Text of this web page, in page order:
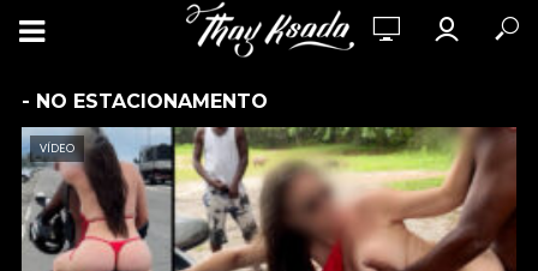
- NO ESTACIONAMENTO
VÍDEO